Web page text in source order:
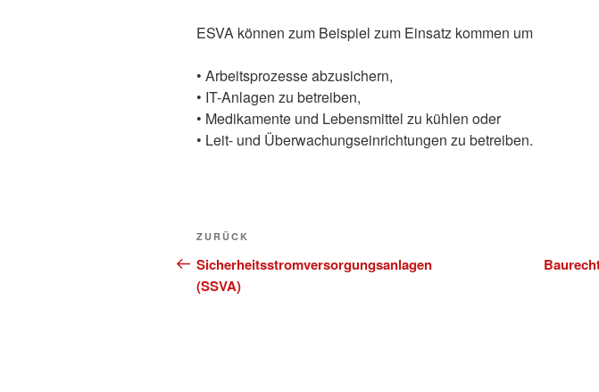
ESVA können zum Beispiel zum Einsatz kommen um
• Arbeitsprozesse abzusichern,
• IT-Anlagen zu betreiben,
• Medikamente und Lebensmittel zu kühlen oder
• Leit- und Überwachungseinrichtungen zu betreiben.
Beitragsnavigation
Vorheriger
Beitrag
ZURÜCK
Sicherheitsstromversorgungsanlagen
(SSVA)